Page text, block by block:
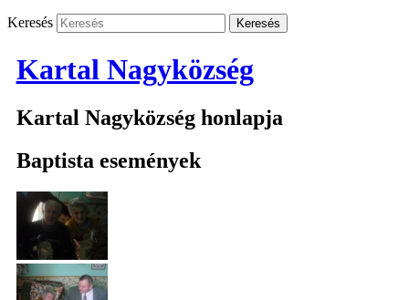
Keresés
Kartal Nagyközség
Kartal Nagyközség honlapja
Baptista események